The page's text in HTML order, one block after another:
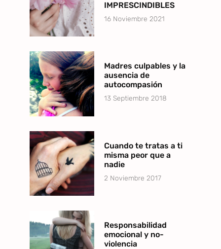
IMPRESCINDIBLES
16 Noviembre 2021
Madres culpables y la
ausencia de
autocompasión
13 Septiembre 2018
Cuando te tratas a ti
misma peor que a
nadie
2 Noviembre 2017
Responsabilidad
emocional y no-
violencia